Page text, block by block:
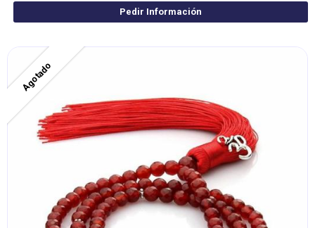
Pedir Información
Agotado